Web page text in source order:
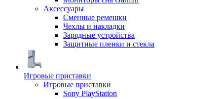
Аксессуары
Сменные ремешки
Чехлы и накладки
Зарядные устройства
Защитные пленки и стекла
Игровые приставки
Игровые приставки
Sony PlayStation